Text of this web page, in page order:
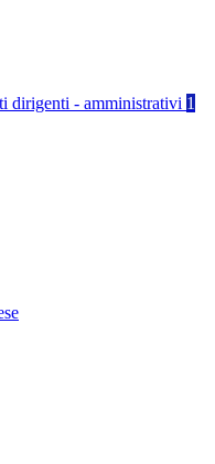
dirigenti - amministrativi 1